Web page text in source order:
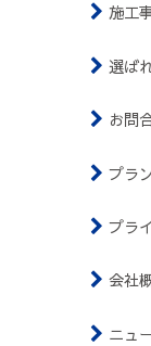
施工
選ば
お問
プラ
プラ
会社
ニュ